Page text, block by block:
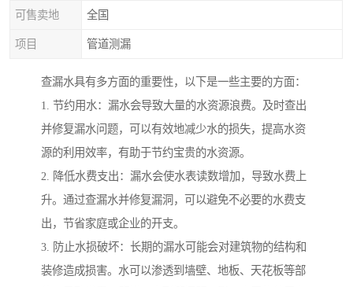
可售卖地 全国
项目 管道测漏
查漏水具有多方面的重要性，以下是一些主要的方面：
1. 节约用水：漏水会导致大量的水资源浪费。及时查出
并修复漏水问题，可以有效地减少水的损失，提高水资
源的利用效率，有助于节约宝贵的水资源。
2. 降低水费支出：漏水会使水表读数增加，导致水费上
升。通过查漏水并修复漏洞，可以避免不必要的水费支
出，节省家庭或企业的开支。
3. 防止水损破坏：长期的漏水可能会对建筑物的结构和
装修造成损害。水可以渗透到墙壁、地板、天花板等部